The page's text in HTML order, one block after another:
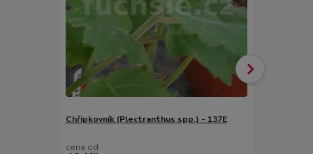
Chřipkovník (Plectranthus spp.) - 137E
cena od